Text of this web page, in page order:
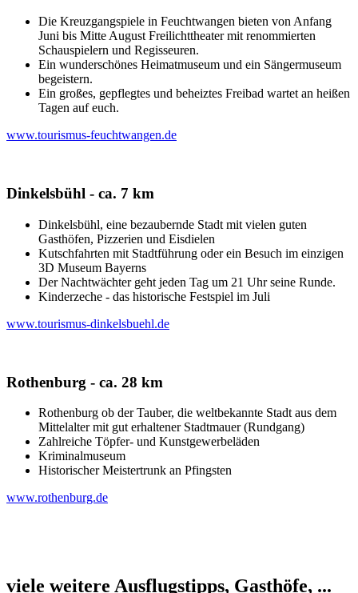
Die Kreuzgangspiele in Feuchtwangen bieten von Anfang
Juni bis Mitte August Freilichttheater mit renommierten
Schauspielern und Regisseuren.
Ein wunderschönes Heimatmuseum und ein Sängermuseum
begeistern.
Ein großes, gepflegtes und beheiztes Freibad wartet an heißen
Tagen auf euch.
www.tourismus-feuchtwangen.de
Dinkelsbühl - ca. 7 km
Dinkelsbühl, eine bezaubernde Stadt mit vielen guten
Gasthöfen, Pizzerien und Eisdielen
Kutschfahrten mit Stadtführung oder ein Besuch im einzigen
3D Museum Bayerns
Der Nachtwächter geht jeden Tag um 21 Uhr seine Runde.
Kinderzeche - das historische Festspiel im Juli
www.tourismus-dinkelsbuehl.de
Rothenburg - ca. 28 km
Rothenburg ob der Tauber, die weltbekannte Stadt aus dem
Mittelalter mit gut erhaltener Stadtmauer (Rundgang)
Zahlreiche Töpfer- und Kunstgewerbeläden
Kriminalmuseum
Historischer Meistertrunk an Pfingsten
www.rothenburg.de
viele weitere Ausflugstipps, Gasthöfe, ...